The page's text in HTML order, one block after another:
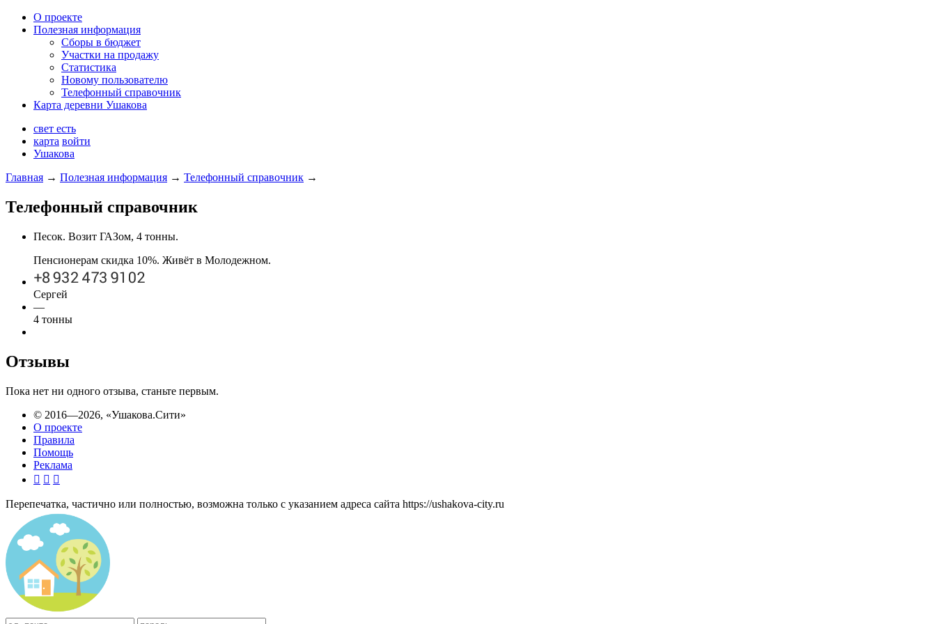
О проекте
Полезная информация
Сборы в бюджет
Участки на продажу
Статистика
Новому пользователю
Телефонный справочник
Карта деревни Ушакова
свет есть
карта войти
Ушакова
Главная → Полезная информация → Телефонный справочник →
Телефонный справочник
Песок. Возит ГАЗом, 4 тонны.
Пенсионерам скидка 10%. Живёт в Молодежном.
Сергей
—
4 тонны
Отзывы
Пока нет ни одного отзыва, станьте первым.
© 2016—2026, «Ушакова.Сити»
О проекте
Правила
Помощь
Реклама
  
Перепечатка, частично или полностью, возможна только с указанием адреса сайта https://ushakova-city.ru